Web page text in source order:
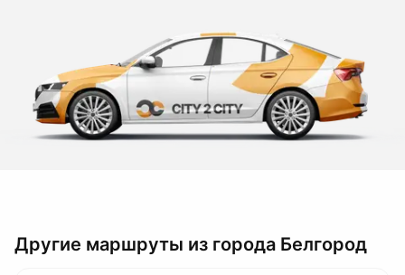
Другие маршруты из города Белгород